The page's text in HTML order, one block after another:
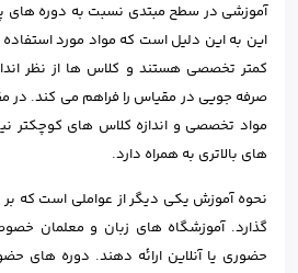
آموزشی در سطح مبتدی نسبت به دوره های
این به این دلیل است که مواد مورد
کمتر تخصصی هستند و کلاس ها از نظر
صرفه جویی در مقیاس را فراهم می کند. در
مواد تخصصی و اندازه کلاس های کوچکتر
های بالاتری به همراه دارد.
نحوه آموزش یکی دیگر از عواملی است که بر
گذارد. آموزشگاه های زبان و معلمان
حضوری یا آنلاین ارائه دهند. دوره های